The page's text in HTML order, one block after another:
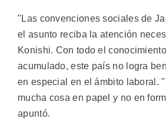
"Las convenciones sociales de
el asunto reciba la atención
Konishi. Con todo el
acumulado, este país no logra
en especial en el ámbito laboral.
mucha cosa en papel y no en
apuntó.